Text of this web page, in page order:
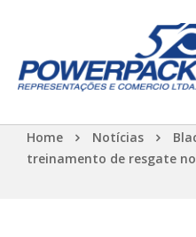
Home Notícias
treinamento de resgate